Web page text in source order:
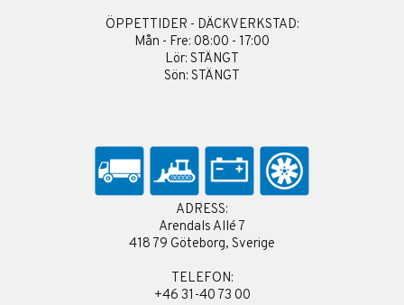
ÖPPETTIDER - DÄCKVERKSTAD:
Mån - Fre: 08:00 - 17:00
Lör: STÄNGT
Sön: STÄNGT
ADRESS:
Arendals Allé 7
418 79 Göteborg, Sverige
TELEFON:
+46 31-40 73 00